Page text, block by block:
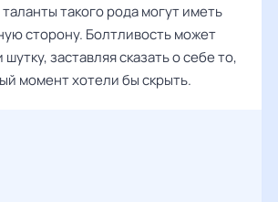
такого рода могут иметь
сторону. Болтливость может
заставляя сказать о себе то,
момент хотели бы скрыть.